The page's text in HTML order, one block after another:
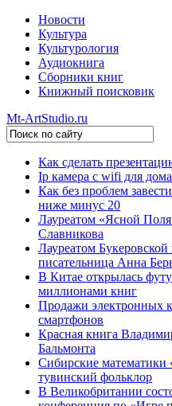
Новости
Культура
Культурология
Аудиокнига
Сборники книг
Книжный поисковик
Mt-ArtStudio.ru
Как сделать
Ip камера с wifi для дома
Как без проблем
ниже минус 20
Лауреатом «Ясной
Славникова
Лауреатом
писательница Анна
В Китае открылась
миллионами книг
Продажи электронных
смартфонов
Красная книга
Бальмонта
Сибирские математики
тувинский фольклор
В Великобритании